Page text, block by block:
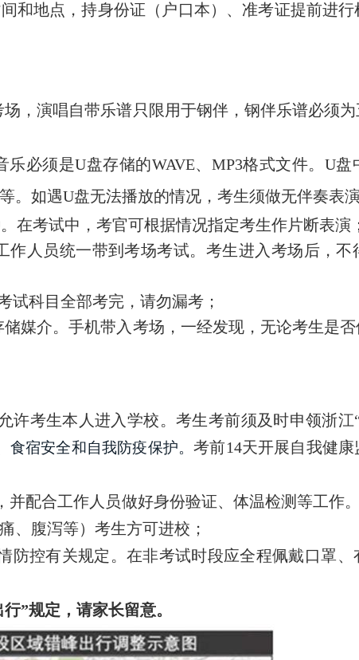
和地点，持身份证（户口本）、准考证提前进
场，演唱自带乐谱只限用于钢伴，钢伴乐谱必须
必须是U盘存储的WAVE、MP3格式文件。U
。如遇U盘无法播放的情况，考生须做无伴奏表演
在考试中，考官可根据情况指定考生作片断表演
作人员统一带到考场考试。考生进入考场后，
试科目全部考完，请勿漏考；
媒介。手机带入考场，一经发现，无论考生是否
许考生本人进入学校。考生考前须及时申领浙
食宿安全和自我防疫保护。考前14天开展自我健
并配合工作人员做好身份验证、体温检测等工作
、腹泻等）考生方可进校；
防控有关规定。在非考试时段应全程佩戴口罩
”规定，请家长留意。